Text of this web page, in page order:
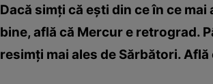
Dacă simţi că eşti din ce în ce
bine, află că Mercur e retrograd.
resimţi mai ales de Sărbători.